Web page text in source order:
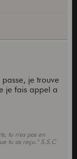
je trouve
je fais appel a
tu n'es pas en
tu as reçu." S.S.C